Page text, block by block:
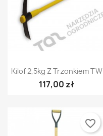
 Szybki podgląd
Kilof 2,5kg Z Trzonkiem TW
117,00 zł
favorite_border